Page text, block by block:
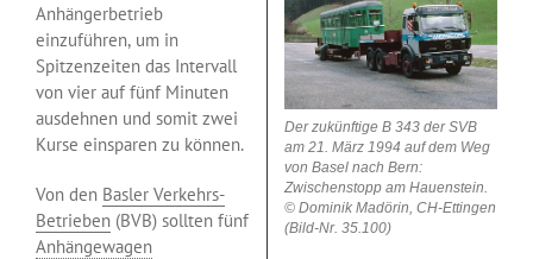
Anhängerbetrieb
einzuführen, um in
Spitzenzeiten das Intervall
von vier auf fünf Minuten
ausdehnen und somit zwei
Kurse einsparen zu können.
Von den Basler Verkehrs-
Betrieben (BVB) sollten fünf
Anhängewagen
Der zukünftige B 343 der SVB
am 21. März 1994 auf dem Weg
von Basel nach Bern:
Zwischenstopp am Hauenstein.
© Dominik Madörin, CH-Ettingen
(Bild-Nr. 35.100)